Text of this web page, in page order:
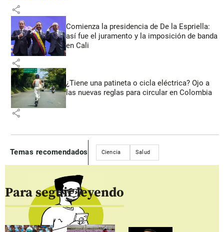
share
Comienza la presidencia de De la Espriella:
así fue el juramento y la imposición de banda
en Cali
share
¿Tiene una patineta o cicla eléctrica? Ojo a
las nuevas reglas para circular en Colombia
share
Temas recomendados Ciencia Salud
Para seguir leyendo